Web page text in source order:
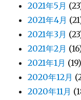
2021年5月
2021年4月
2021年3月
2021年2月
2021年1月 (19)
2020年12月
2020年11月